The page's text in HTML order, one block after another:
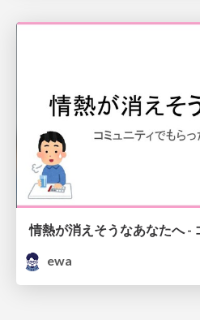
ewa